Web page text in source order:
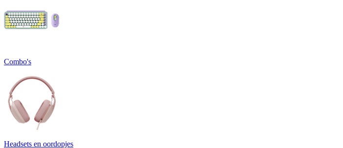
Combo's
Headsets en oordopjes